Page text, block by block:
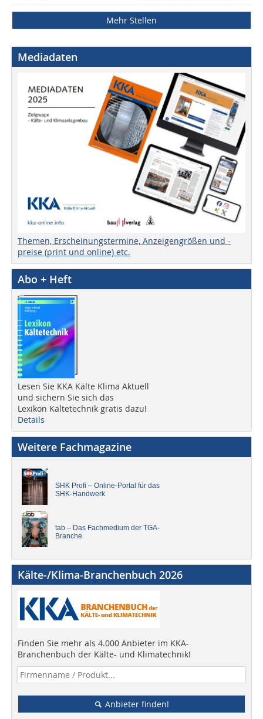
Mehr Stellen
Mediadaten
Themen, Erscheinungstermine, Anzeigengrößen und -
preise (print und online) etc.
Abo + Heft
Lesen Sie KKA Kälte Klima Aktuell
und sichern Sie sich das
Lexikon Kältetechnik gratis dazu!
Details
Weitere Fachmagazine
SHK Profi – Online-Portal für das
SHK-Handwerk
tab – Das Fachmedium der TGA-
Branche
Kälte-/Klima-Branchenbuch 2026
Finden Sie mehr als 4.000 Anbieter im KKA-
Branchenbuch der Kälte- und Klimatechnik!
Anbieter finden!